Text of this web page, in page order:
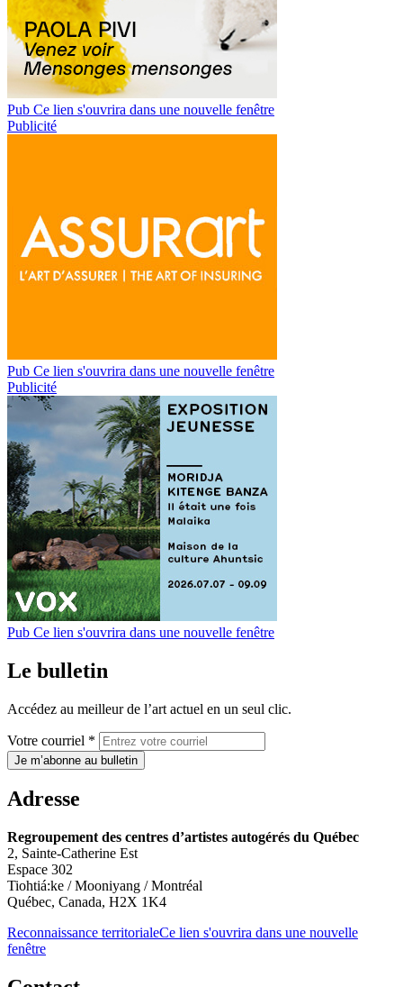
Pub Ce lien s'ouvrira dans une nouvelle fenêtre
Publicité
Pub Ce lien s'ouvrira dans une nouvelle fenêtre
Publicité
Pub Ce lien s'ouvrira dans une nouvelle fenêtre
Le bulletin
Accédez au meilleur de l’art actuel en un seul clic.
Votre courriel *
Je m’abonne au bulletin
Adresse
Regroupement des centres d’artistes autogérés du Québec
2, Sainte-Catherine Est
Espace 302
Tiohtiá:ke / Mooniyang / Montréal
Québec, Canada, H2X 1K4
Reconnaissance territorialeCe lien s'ouvrira dans une nouvelle
fenêtre